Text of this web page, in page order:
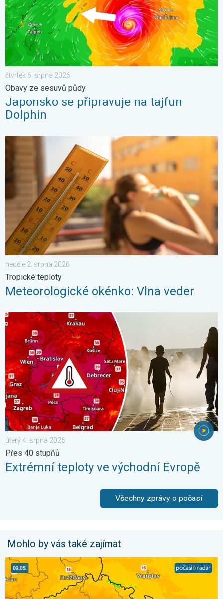
čtvrtek 6. srpna 2026
Obavy ze sesuvů půdy
Japonsko se připravuje na tajfun
Dolphin
Meteorologické okénko: Vlna veder. Tropické teploty. . .
neděle 2. srpna 2026
Tropické teploty
Meteorologické okénko: Vlna veder
Extrémní teploty ve východní Evropě. Přes 40 stupňů. . . úterý
úterý 4. srpna 2026
Přes 40 stupňů
Extrémní teploty ve východní Evropě
Všechny zprávy o počasí
Mohlo by vás také zajímat
Víkend bude slunečný, pak dorazí fronta. Výhled počasí. . .